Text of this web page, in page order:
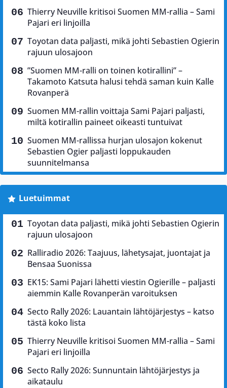
Thierry Neuville kritisoi Suomen MM-rallia – Sami
Pajari eri linjoilla
Toyotan data paljasti, mikä johti Sebastien Ogierin
rajuun ulosajoon
”Suomen MM-ralli on toinen kotirallini” –
Takamoto Katsuta halusi tehdä saman kuin Kalle
Rovanperä
Suomen MM-rallin voittaja Sami Pajari paljasti,
miltä kotirallin paineet oikeasti tuntuivat
Suomen MM-rallissa hurjan ulosajon kokenut
Sebastien Ogier paljasti loppukauden
suunnitelmansa
Luetuimmat
Toyotan data paljasti, mikä johti Sebastien Ogierin
rajuun ulosajoon
Ralliradio 2026: Taajuus, lähetysajat, juontajat ja
Bensaa Suonissa
EK15: Sami Pajari lähetti viestin Ogierille – paljasti
aiemmin Kalle Rovanperän varoituksen
Secto Rally 2026: Lauantain lähtöjärjestys – katso
tästä koko lista
Thierry Neuville kritisoi Suomen MM-rallia – Sami
Pajari eri linjoilla
Secto Rally 2026: Sunnuntain lähtöjärjestys ja
aikataulu